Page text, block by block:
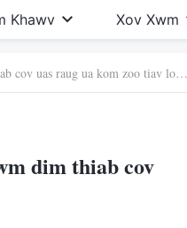
Khawv Xov Xwm
1. Qhov uas Vajtswv cog lus rau cov uas tau txais kev cawm dim thiab cov uas raug ua kom zoo tiav log lawm
dim thiab cov